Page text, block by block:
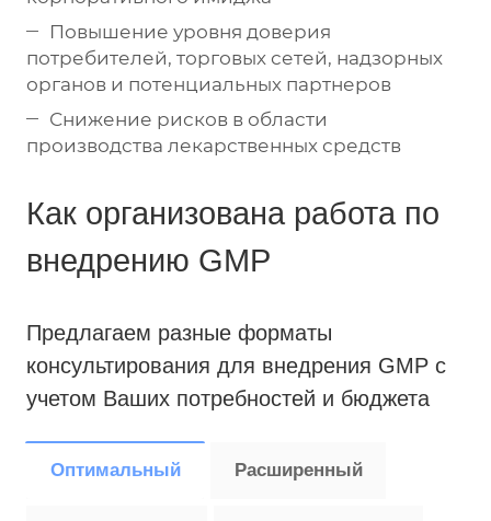
Повышение уровня доверия
потребителей, торговых сетей, надзорных
органов и потенциальных партнеров
Снижение рисков в области
производства лекарственных средств
Как организована работа по
внедрению GMP
Предлагаем разные форматы
консультирования для внедрения GMP с
учетом Ваших потребностей и бюджета
Оптимальный Расширенный